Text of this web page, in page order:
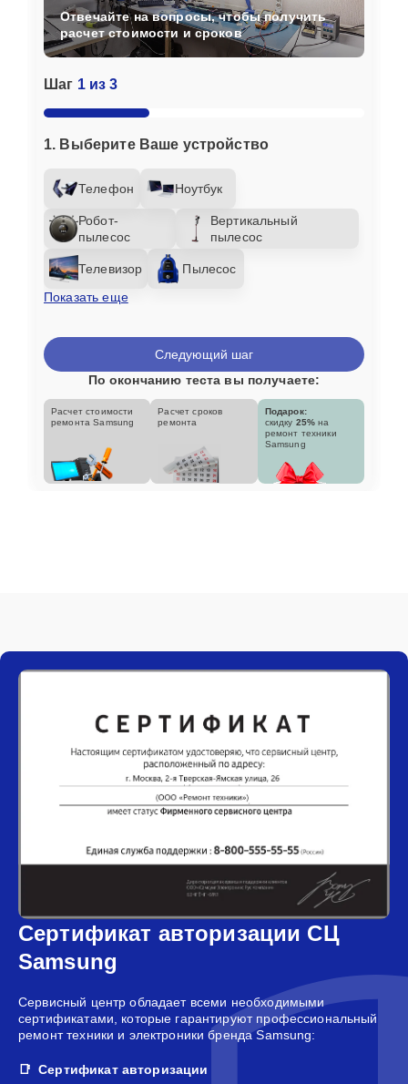
Шаг 1 из 3
1. Выберите Ваше устройство
Телефон Ноутбук
Робот-
пылесос
Вертикальный
пылесос
Телевизор
Пылесос
Показать еще
Отвечайте на вопросы, чтобы получить
расчет стоимости и сроков
Следующий шаг
По окончанию теста вы получаете:
Расчет стоимости
ремонта Samsung
Расчет сроков
ремонта
Подарок:
скидку 25% на
ремонт техники
Samsung
Сертификат авторизации СЦ
Samsung
Сервисный центр обладает всеми необходимыми
сертификатами, которые гарантируют профессиональный
ремонт техники и электроники бренда Samsung:
Сертификат авторизации